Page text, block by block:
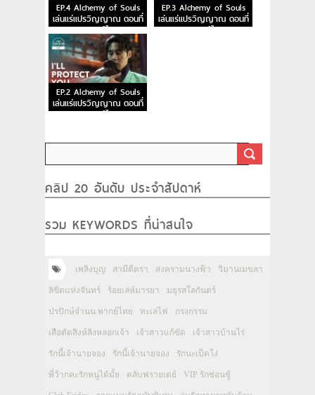
EP.4 Alchemy of Souls
เล่นแร่แปรวิญญาณ ตอนที่
4 พากย์ไทย
EP.3 Alchemy of Souls
เล่นแร่แปรวิญญาณ ตอนที่
3 พากย์ไทย
EP.2 Alchemy of Souls
เล่นแร่แปรวิญญาณ ตอนที่
2 พากย์ไทย
คลิป 20 อันดับ ประจำสัปดาห์
รวม KEYWORDS ที่น่าสนใจ
เพลิงบุญ สามีตีตรา สงครามนางฟ้า วิมานเมขลา
ลิขิตแห่งจันทร์ ร้อยเล่ห์มารยา มธุรสโลกันตร์
ปรปักษ์จำนน พากย์ไทย ทะเลไฟ กรงกรรม
เสือตัดสิงห์ลิงหลอกเจ้า เจ้าสาวแก้ขัด เจ้าสาวบ้านไร่
รักนี้เจ้านายจอง รักนี้เจ้านายจอง รักนะเป็ดโง่
พี่ว้ากคะรักหนูได้มั้ย คลับฟรายเดย์ VIP รักซ่อนชู้